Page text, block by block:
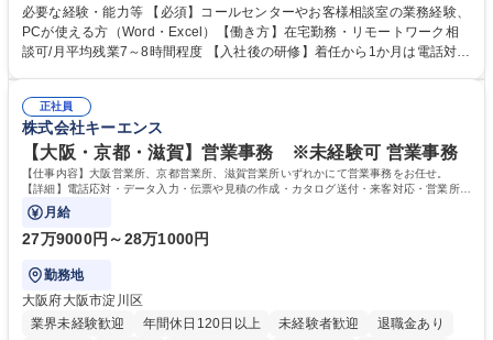
様相談室でのお仕事です。 日々お客様からいただくキリングループへのご
意見を、企業活動に活かしています。お客様からの声に迅速かつ誠意をも
って対応、情報提供するとともにグループ内活動に反映しています。 【具
平均100件前後■メール・手紙：同上40件前後 募集職種 中野本社【お客様
相談室】お客様のお声をもとにより良い商品づくりへ貢献
必要な経験・能力等 【必須】コールセンターやお客様相談室の業務経験、
PCが使える方（Word・Excel）【働き方】在宅勤務・リモートワーク相
談可/月平均残業7～8時間程度 【入社後の研修】着任から1か月は電話対応
すのでご安心ください。 【当社について】キリングループの広報機能を担
う会社として、お客様との出会いを大切にし、磨き上げたホスピタリティ
を込めてコミュニケーションをとりながら広報関連業務を行っておりま
す。 学歴・資格 学歴：大学院 大学 高専 短大 専修学校 高校 語学力： 資
格：
正社員
株式会社キーエンス
【大阪・京都・滋賀】営業事務 ※未経験可 営業事務
【仕事内容】大阪営業所、京都営業所、滋賀営業所いずれかにて営業事務をお任せ。
【詳細】電話応対・データ入力・伝票や見積の作成・カタログ送付・来客対応・営業所内
で発生する事務業務や業務改善をお任せ。
月給
27万9000円～28万1000円
勤務地
大阪府大阪市淀川区
業界未経験歓迎
年間休日120日以上 未経験者歓迎 退職金あり